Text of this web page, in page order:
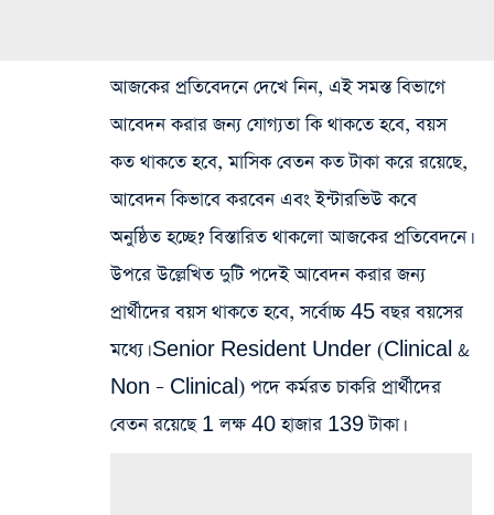
আজকের প্রতিবেদনে দেখে নিন, এই সমস্ত বিভাগে
আবেদন করার জন্য যোগ্যতা কি থাকতে হবে, বয়স
কত থাকতে হবে, মাসিক বেতন কত টাকা করে রয়েছে,
আবেদন কিভাবে করবেন এবং ইন্টারভিউ কবে
অনুষ্ঠিত হচ্ছে? বিস্তারিত থাকলো আজকের প্রতিবেদনে।
উপরে উল্লেখিত দুটি পদেই আবেদন করার জন্য
প্রার্থীদের বয়স থাকতে হবে, সর্বোচ্চ 45 বছর বয়সের
মধ্যে। Senior Resident Under (Clinical &
Non – Clinical) পদে কর্মরত চাকরি প্রার্থীদের
বেতন রয়েছে 1 লক্ষ 40 হাজার 139 টাকা।